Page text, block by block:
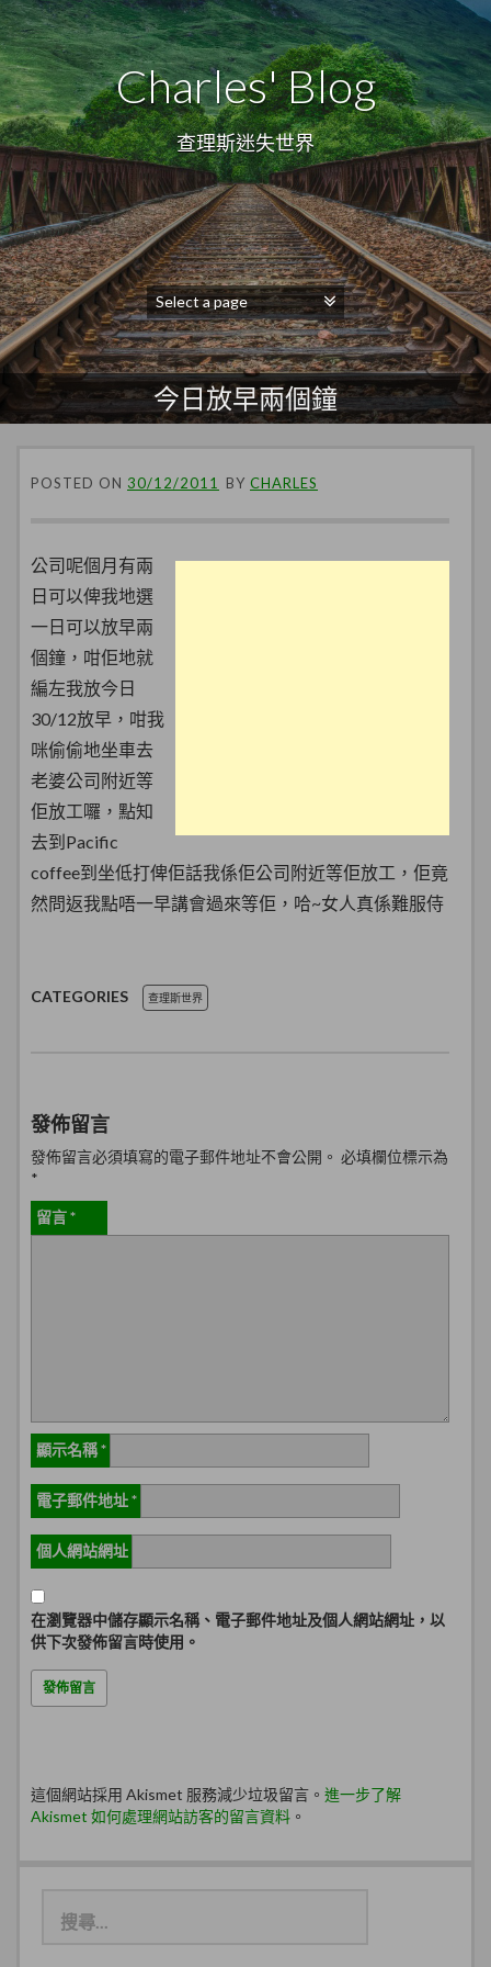
Charles' Blog
查理斯迷失世界
今日放早兩個鐘
POSTED ON 30/12/2011 BY CHARLES
公司呢個月有兩
日可以俾我地選
一日可以放早兩
個鐘，咁佢地就
編左我放今日
30/12放早，咁我
咪偷偷地坐車去
老婆公司附近等
佢放工囉，點知
去到Pacific
coffee到坐低打俾佢話我係佢公司附近等佢放工，佢竟
然問返我點唔一早講會過來等佢，哈~女人真係難服侍
CATEGORIES 查理斯世界
發佈留言
發佈留言必須填寫的電子郵件地址不會公開。 必填欄位標示為
*
留言*
顯示名稱*
電子郵件地址*
個人網站網址
在瀏覽器中儲存顯示名稱、電子郵件地址及個人網站網址，以
供下次發佈留言時使用。
這個網站採用 Akismet 服務減少垃圾留言。 進一步了解
Akismet 如何處理網站訪客的留言資料 。